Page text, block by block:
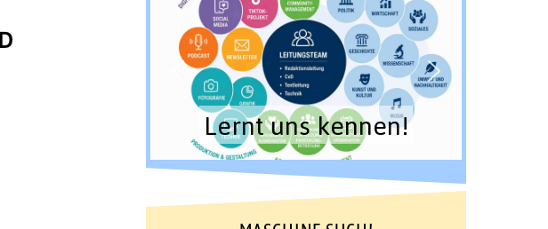
Lernt uns kennen!